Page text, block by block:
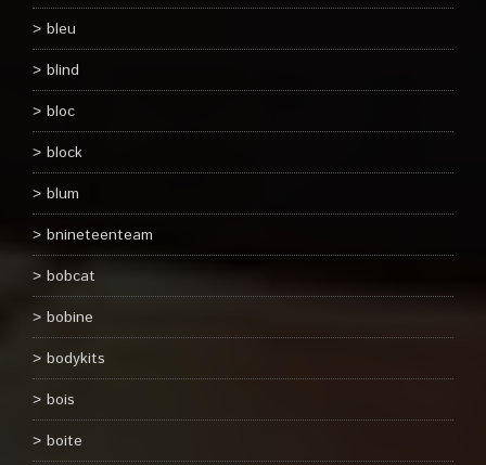
bleu
blind
bloc
block
blum
bnineteenteam
bobcat
bobine
bodykits
bois
boite